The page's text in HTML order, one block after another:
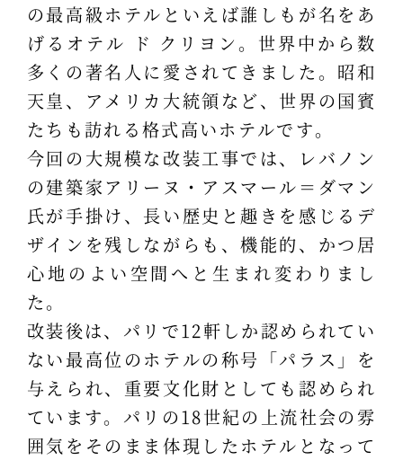
の最高級ホテルといえば誰しもが名をあ
げるオテル ド クリヨン。世界中から数
多くの著名人に愛されてきました。昭和
天皇、アメリカ大統領など、世界の国賓
たちも訪れる格式高いホテルです。
今回の大規模な改装工事では、レバノン
の建築家アリーヌ・アスマール＝ダマン
氏が手掛け、長い歴史と趣きを感じるデ
ザインを残しながらも、機能的、かつ居
心地のよい空間へと生まれ変わりまし
た。
改装後は、パリで12軒しか認められてい
ない最高位のホテルの称号「パラス」を
与えられ、重要文化財としても認められ
ています。パリの18世紀の上流社会の雰
囲気をそのまま体現したホテルとなって